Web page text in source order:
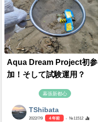
Aqua Dream Project初参
加！そして試験運用？
幕張新都心
TShibata
2022/7/9 4 年前
- №11512